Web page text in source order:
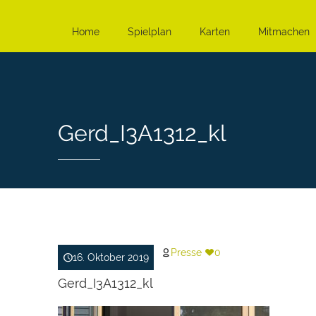
Home Spielplan Karten Mitmachen
Gerd_I3A1312_kl
16. Oktober 2019 Presse 0
Gerd_I3A1312_kl